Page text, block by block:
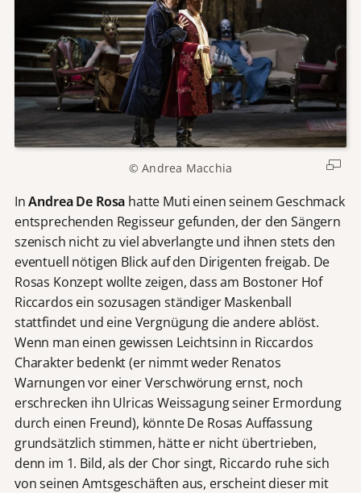
© Andrea Macchia
InAndrea De Rosa hatte Muti einen seinem Geschmack
entsprechenden Regisseur gefunden, der den Sängern
szenisch nicht zu viel abverlangte und ihnen stets den
eventuell nötigen Blick auf den Dirigenten freigab. De
Rosas Konzept wollte zeigen, dass am Bostoner Hof
Riccardos ein sozusagen ständiger Maskenball
stattfindet und eine Vergnügung die andere ablöst.
Wenn man einen gewissen Leichtsinn in Riccardos
Charakter bedenkt (er nimmt weder Renatos
Warnungen vor einer Verschwörung ernst, noch
erschrecken ihn Ulricas Weissagung seiner Ermordung
durch einen Freund), könnte De Rosas Auffassung
grundsätzlich stimmen, hätte er nicht übertrieben,
denn im 1. Bild, als der Chor singt, Riccardo ruhe sich
von seinen Amtsgeschäften aus, erscheint dieser mit